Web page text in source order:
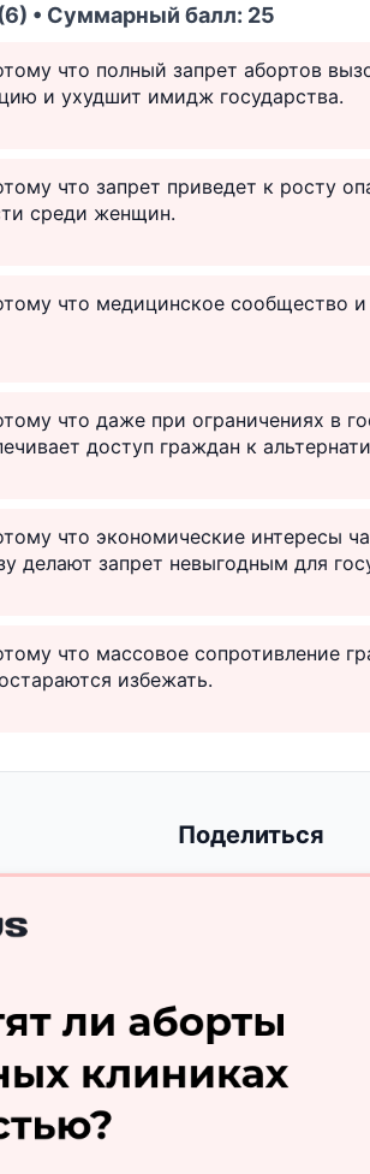
• Суммарный балл: 25
что полный запрет абортов
и ухудшит имидж государства.
что запрет приведет к росту
среди женщин.
что медицинское сообщество
что даже при ограничениях в
доступ граждан к
что экономические интересы
делают запрет невыгодным для
что массовое сопротивление
избежать.
Поделиться